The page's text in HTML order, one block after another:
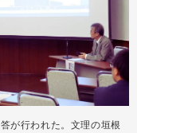
が行われた。文理の垣根